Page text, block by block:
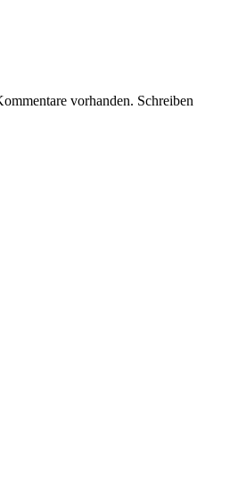
vorhanden. Schreiben